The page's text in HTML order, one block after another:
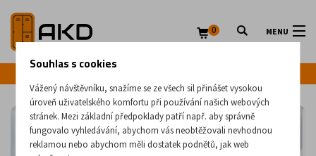
MENU
0
Souhlas s cookies
Vážený návštěvníku, snažíme se ze všech sil přinášet vysokou
úroveň uživatelského komfortu při používání našich webových
stránek. Mezi základní předpoklady patří např. aby správně
fungovalo vyhledávání, abychom vás neobtěžovali nevhodnou
reklamou nebo abychom měli dostatek podnětů, jak web